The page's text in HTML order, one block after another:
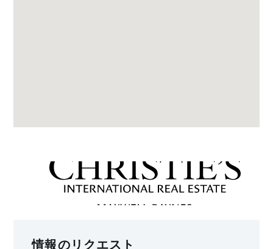
情報のリクエスト